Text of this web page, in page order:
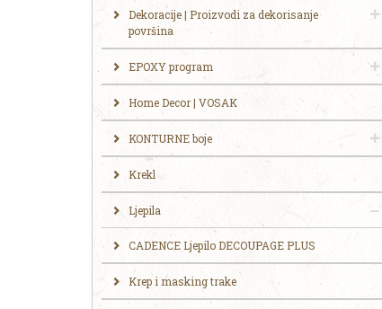
Dekoracije | Proizvodi za dekorisanje
površina
EPOXY program
Home Decor | VOSAK
KONTURNE boje
Krekl
Ljepila
CADENCE Ljepilo DECOUPAGE PLUS
Krep i masking trake